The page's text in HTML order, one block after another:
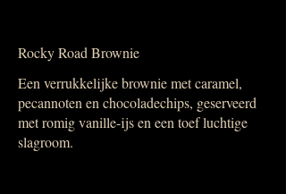
Rocky Road Brownie
Een verrukkelijke brownie met caramel,
pecannoten en chocoladechips, geserveerd
met romig vanille-ijs en een toef luchtige
slagroom.